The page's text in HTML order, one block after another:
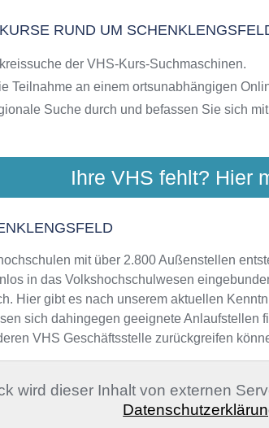
RUND UM
der VHS-Kurs-Suchmaschinen.
Teilnahme an einem ortsunabhängigen
Suche durch und befassen Sie sich
Ihre VHS fehlt? Hier
mit über 2.800 Außenstellen
in das Volkshochschulwesen
Hier gibt es nach unserem aktuellen
sich dahingegen geeignete Anlaufstellen
VHS Geschäftsstelle zurückgreifen
wird dieser Inhalt von externen